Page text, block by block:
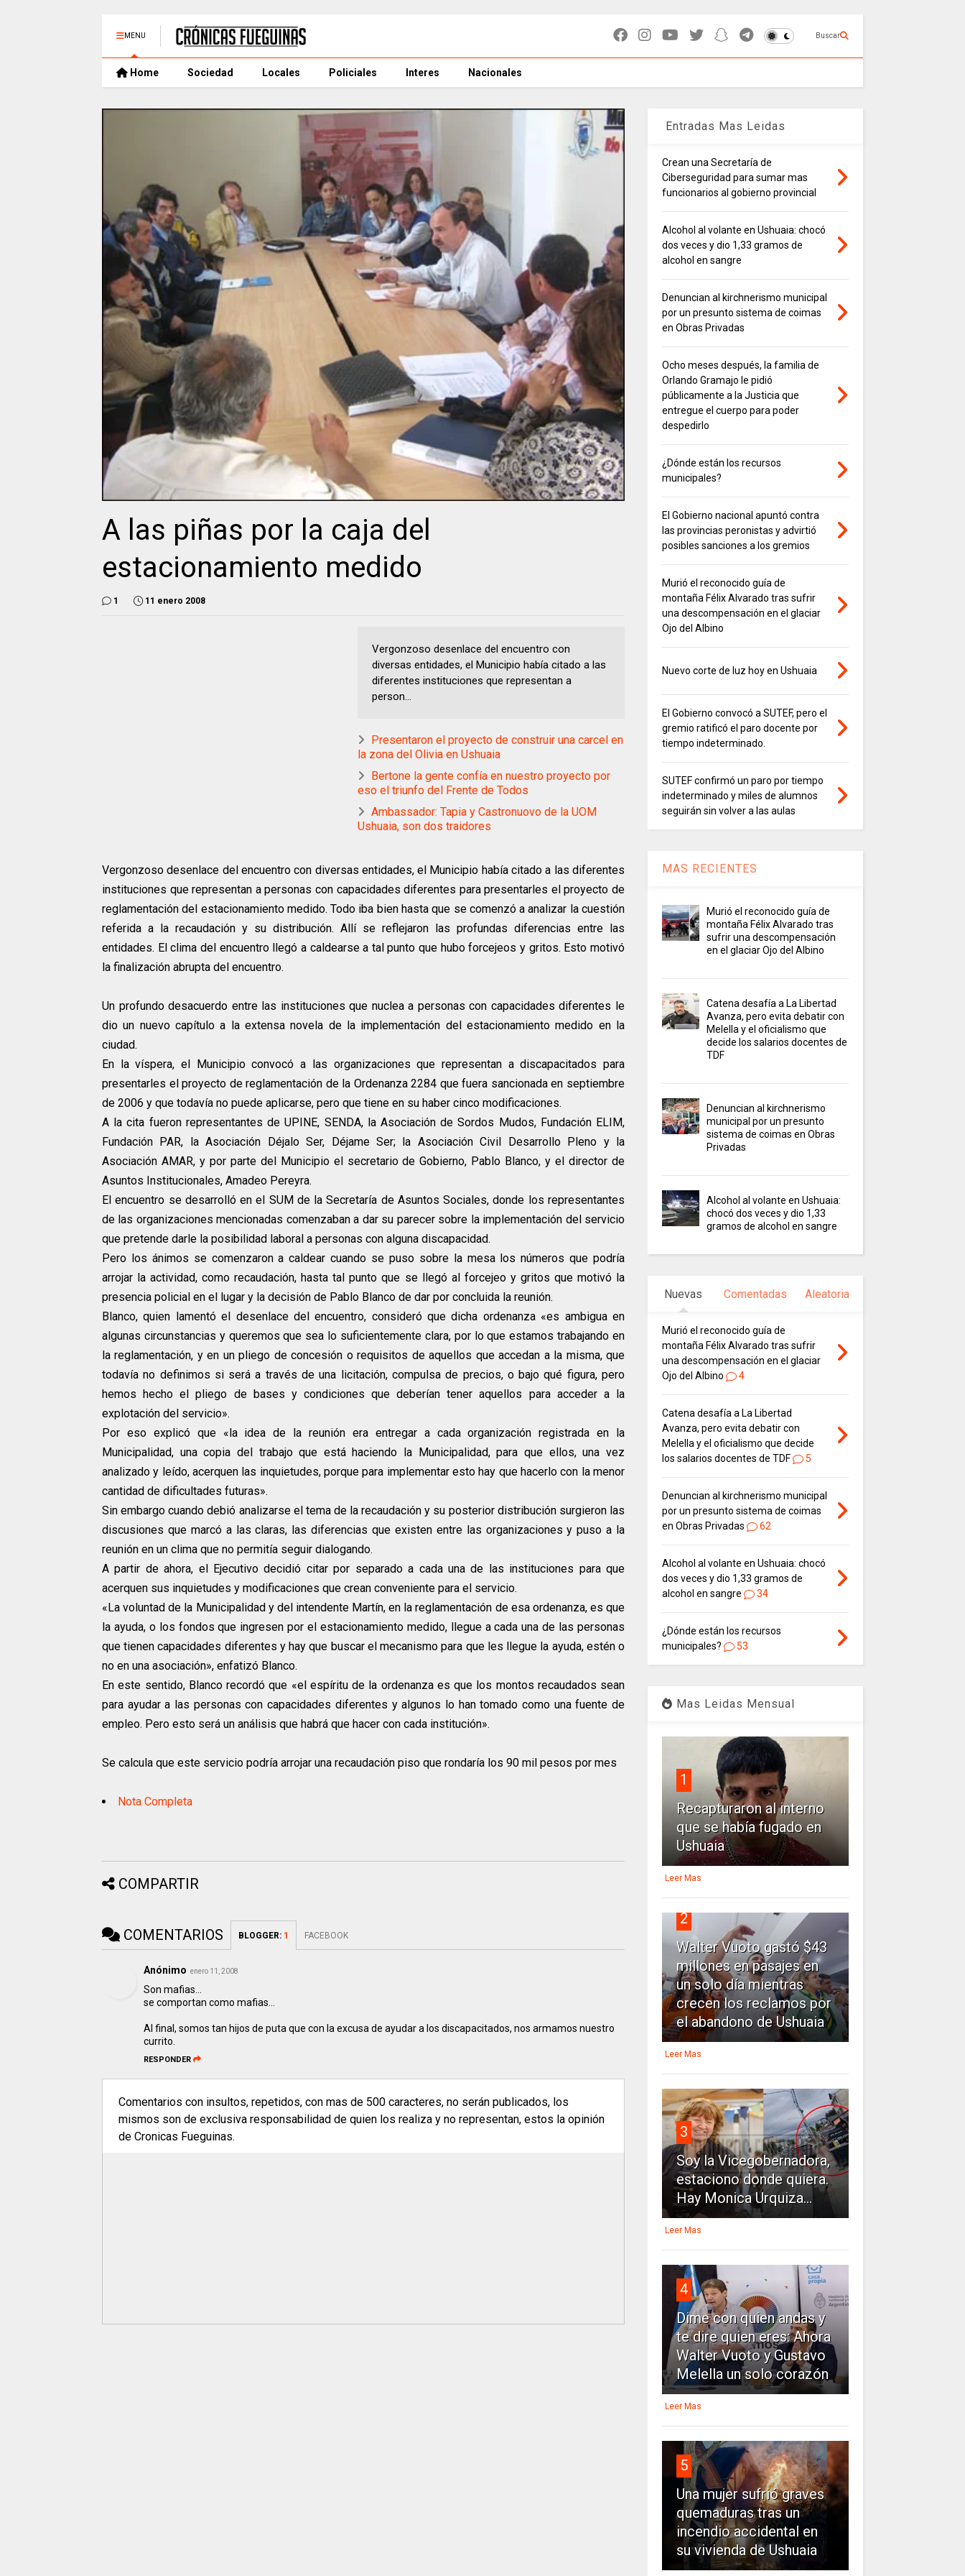
MENU Buscar
Home Sociedad Locales Policiales Interes Nacionales
A las piñas por la caja del
estacionamiento medido
1 11 enero 2008
Vergonzoso desenlace del encuentro con
diversas entidades, el Municipio había citado a las
diferentes instituciones que representan a
person...
Presentaron el proyecto de construir una carcel en
la zona del Olivia en Ushuaia
Bertone la gente confía en nuestro proyecto por
eso el triunfo del Frente de Todos
Ambassador: Tapia y Castronuovo de la UOM
Ushuaia, son dos traidores
Vergonzoso desenlace del encuentro con diversas entidades, el Municipio había citado a las diferentes
instituciones que representan a personas con capacidades diferentes para presentarles el proyecto de
reglamentación del estacionamiento medido. Todo iba bien hasta que se comenzó a analizar la cuestión
referida a la recaudación y su distribución. Allí se reflejaron las profundas diferencias entre las
entidades. El clima del encuentro llegó a caldearse a tal punto que hubo forcejeos y gritos. Esto motivó
la finalización abrupta del encuentro.
Un profundo desacuerdo entre las instituciones que nuclea a personas con capacidades diferentes le
dio un nuevo capítulo a la extensa novela de la implementación del estacionamiento medido en la
ciudad.
En la víspera, el Municipio convocó a las organizaciones que representan a discapacitados para
presentarles el proyecto de reglamentación de la Ordenanza 2284 que fuera sancionada en septiembre
de 2006 y que todavía no puede aplicarse, pero que tiene en su haber cinco modificaciones.
A la cita fueron representantes de UPINE, SENDA, la Asociación de Sordos Mudos, Fundación ELIM,
Fundación PAR, la Asociación Déjalo Ser, Déjame Ser; la Asociación Civil Desarrollo Pleno y la
Asociación AMAR, y por parte del Municipio el secretario de Gobierno, Pablo Blanco, y el director de
Asuntos Institucionales, Amadeo Pereyra.
El encuentro se desarrolló en el SUM de la Secretaría de Asuntos Sociales, donde los representantes
de las organizaciones mencionadas comenzaban a dar su parecer sobre la implementación del servicio
que pretende darle la posibilidad laboral a personas con alguna discapacidad.
Pero los ánimos se comenzaron a caldear cuando se puso sobre la mesa los números que podría
arrojar la actividad, como recaudación, hasta tal punto que se llegó al forcejeo y gritos que motivó la
presencia policial en el lugar y la decisión de Pablo Blanco de dar por concluida la reunión.
Blanco, quien lamentó el desenlace del encuentro, consideró que dicha ordenanza «es ambigua en
algunas circunstancias y queremos que sea lo suficientemente clara, por lo que estamos trabajando en
la reglamentación, y en un pliego de concesión o requisitos de aquellos que accedan a la misma, que
todavía no definimos si será a través de una licitación, compulsa de precios, o bajo qué figura, pero
hemos hecho el pliego de bases y condiciones que deberían tener aquellos para acceder a la
explotación del servicio».
Por eso explicó que «la idea de la reunión era entregar a cada organización registrada en la
Municipalidad, una copia del trabajo que está haciendo la Municipalidad, para que ellos, una vez
analizado y leído, acerquen las inquietudes, porque para implementar esto hay que hacerlo con la menor
cantidad de dificultades futuras».
Sin embargo cuando debió analizarse el tema de la recaudación y su posterior distribución surgieron las
discusiones que marcó a las claras, las diferencias que existen entre las organizaciones y puso a la
reunión en un clima que no permitía seguir dialogando.
A partir de ahora, el Ejecutivo decidió citar por separado a cada una de las instituciones para que
acerquen sus inquietudes y modificaciones que crean conveniente para el servicio.
«La voluntad de la Municipalidad y del intendente Martín, en la reglamentación de esa ordenanza, es que
la ayuda, o los fondos que ingresen por el estacionamiento medido, llegue a cada una de las personas
que tienen capacidades diferentes y hay que buscar el mecanismo para que les llegue la ayuda, estén o
no en una asociación», enfatizó Blanco.
En este sentido, Blanco recordó que «el espíritu de la ordenanza es que los montos recaudados sean
para ayudar a las personas con capacidades diferentes y algunos lo han tomado como una fuente de
empleo. Pero esto será un análisis que habrá que hacer con cada institución».
Se calcula que este servicio podría arrojar una recaudación piso que rondaría los 90 mil pesos por mes
Nota Completa
COMPARTIR
COMENTARIOS BLOGGER: 1 FACEBOOK
Anónimo enero 11, 2008
Son mafias...
se comportan como mafias...
Al final, somos tan hijos de puta que con la excusa de ayudar a los discapacitados, nos armamos nuestro
currito.
RESPONDER
Comentarios con insultos, repetidos, con mas de 500 caracteres, no serán publicados, los
mismos son de exclusiva responsabilidad de quien los realiza y no representan, estos la opinión
de Cronicas Fueguinas.
Entradas Mas Leidas
Crean una Secretaría de
Ciberseguridad para sumar mas
funcionarios al gobierno provincial
Alcohol al volante en Ushuaia: chocó
dos veces y dio 1,33 gramos de
alcohol en sangre
Denuncian al kirchnerismo municipal
por un presunto sistema de coimas
en Obras Privadas
Ocho meses después, la familia de
Orlando Gramajo le pidió
públicamente a la Justicia que
entregue el cuerpo para poder
despedirlo
¿Dónde están los recursos
municipales?
El Gobierno nacional apuntó contra
las provincias peronistas y advirtió
posibles sanciones a los gremios
Murió el reconocido guía de
montaña Félix Alvarado tras sufrir
una descompensación en el glaciar
Ojo del Albino
Nuevo corte de luz hoy en Ushuaia
El Gobierno convocó a SUTEF, pero el
gremio ratificó el paro docente por
tiempo indeterminado.
SUTEF confirmó un paro por tiempo
indeterminado y miles de alumnos
seguirán sin volver a las aulas
MAS RECIENTES
Murió el reconocido guía de
montaña Félix Alvarado tras
sufrir una descompensación
en el glaciar Ojo del Albino
Catena desafía a La Libertad
Avanza, pero evita debatir con
Melella y el oficialismo que
decide los salarios docentes de
TDF
Denuncian al kirchnerismo
municipal por un presunto
sistema de coimas en Obras
Privadas
Alcohol al volante en Ushuaia:
chocó dos veces y dio 1,33
gramos de alcohol en sangre
Nuevas Comentadas Aleatoria
Murió el reconocido guía de
montaña Félix Alvarado tras sufrir
una descompensación en el glaciar
Ojo del Albino
4
Catena desafía a La Libertad
Avanza, pero evita debatir con
Melella y el oficialismo que decide
los salarios docentes de TDF
5
Denuncian al kirchnerismo municipal
por un presunto sistema de coimas
en Obras Privadas
62
Alcohol al volante en Ushuaia: chocó
dos veces y dio 1,33 gramos de
alcohol en sangre
34
¿Dónde están los recursos
municipales?
53
Mas Leidas Mensual
1
Recapturaron al interno
que se había fugado en
Ushuaia
Leer Mas
2
Walter Vuoto gastó $43
millones en pasajes en
un solo día mientras
crecen los reclamos por
el abandono de Ushuaia
Leer Mas
3
Soy la Vicegobernadora,
estaciono donde quiera.
Hay Monica Urquiza...
Leer Mas
4
Dime con quien andas y
te dire quien eres: Ahora
Walter Vuoto y Gustavo
Melella un solo corazón
Leer Mas
5
Una mujer sufrió graves
quemaduras tras un
incendio accidental en
su vivienda de Ushuaia